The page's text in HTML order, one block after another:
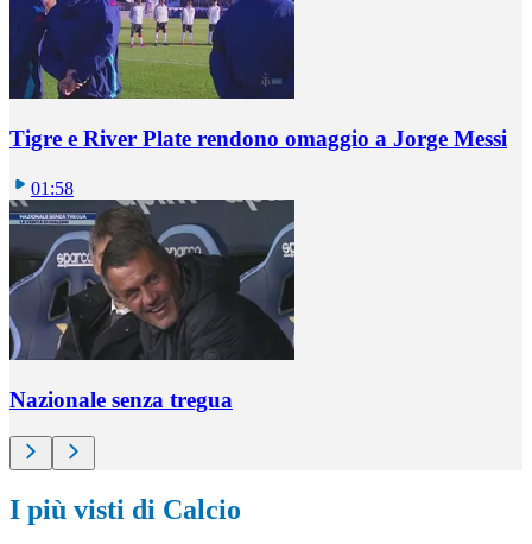
Tigre e River Plate rendono omaggio a Jorge Messi
01:58
Nazionale senza tregua
I più visti di Calcio